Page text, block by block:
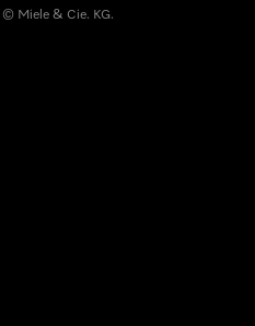
© Miele & Cie. KG.